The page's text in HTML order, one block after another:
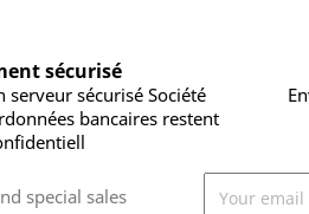
sécurisé
serveur sécurisé Société
bancaires restent
special sales